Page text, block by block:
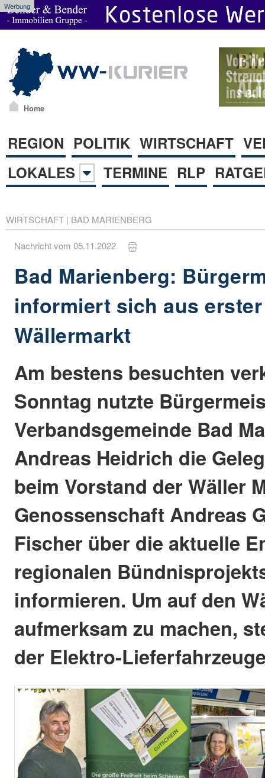
Werbung
Home
REGION POLITIK WIRTSCHAFT
LOKALES
TERMINE RLP
WIRTSCHAFT | BAD MARIENBERG
Nachricht vom 05.11.2022
Bad Marienberg:
informiert sich aus
Wällermarkt
Am bestens besuchten
Sonntag nutzte
Verbandsgemeinde Bad
Andreas Heidrich die
beim Vorstand der Wäller
Genossenschaft Andreas
Fischer über die aktuelle
regionalen
informieren. Um auf den
aufmerksam zu machen,
der Elektro-